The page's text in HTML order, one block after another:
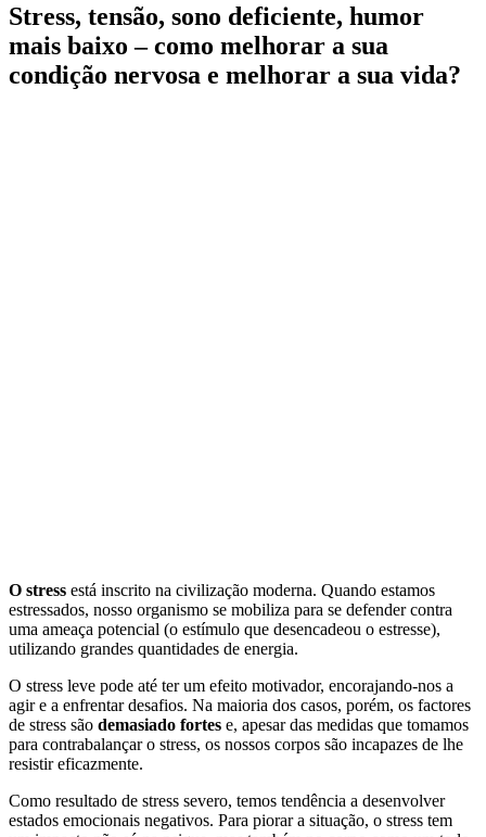
Stress, tensão, sono deficiente, humor
mais baixo – como melhorar a sua
condição nervosa e melhorar a sua vida?
O stress está inscrito na civilização moderna. Quando estamos
estressados, nosso organismo se mobiliza para se defender contra
uma ameaça potencial (o estímulo que desencadeou o estresse),
utilizando grandes quantidades de energia.
O stress leve pode até ter um efeito motivador, encorajando-nos a
agir e a enfrentar desafios. Na maioria dos casos, porém, os factores
de stress são demasiado fortes e, apesar das medidas que tomamos
para contrabalançar o stress, os nossos corpos são incapazes de lhe
resistir eficazmente.
Como resultado de stress severo, temos tendência a desenvolver
estados emocionais negativos. Para piorar a situação, o stress tem